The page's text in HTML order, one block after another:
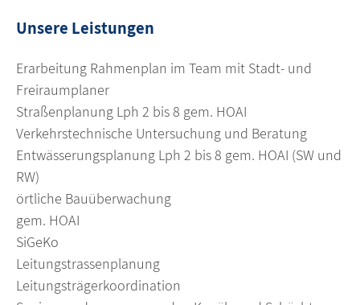
Unsere Leistungen
Erarbeitung Rahmenplan im Team mit Stadt- und
Freiraumplaner
Straßenplanung Lph 2 bis 8 gem. HOAI
Verkehrstechnische Untersuchung und Beratung
Entwässerungsplanung Lph 2 bis 8 gem. HOAI (SW und
RW)
örtliche Bauüberwachung
gem. HOAI
SiGeKo
Leitungstrassenplanung
Leitungsträgerkoordination